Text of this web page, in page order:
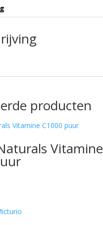
producten
Vitamine